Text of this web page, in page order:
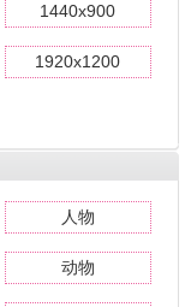
1440x900
1920x1200
人物
动物